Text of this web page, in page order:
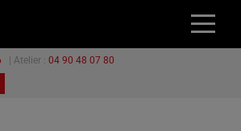
| Atelier : 04 90 48 07 80